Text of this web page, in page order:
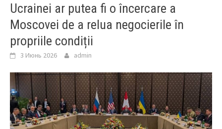
Ucrainei ar putea fi o încercare a
Moscovei de a relua negocierile în
propriile condiții
3 Июнь 2026 admin